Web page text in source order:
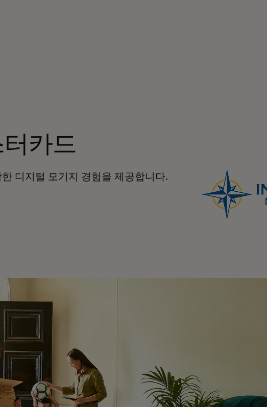
카드
디지털 모기지 경험을 제공합니다.